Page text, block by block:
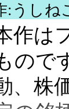
これ
長
と本
た
:うしね
フ
ので
、株